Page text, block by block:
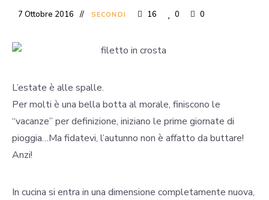
7 Ottobre 2016 SECONDI 16 0 0
L’estate è alle spalle.
Per molti è una bella botta al morale, finiscono le
“vacanze” per definizione, iniziano le prime giornate di
pioggia…Ma fidatevi, l’autunno non è affatto da buttare!
Anzi!
In cucina si entra in una dimensione completamente nuova,